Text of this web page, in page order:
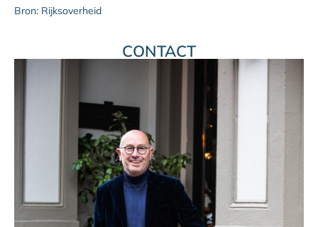
Bron: Rijksoverheid
CONTACT